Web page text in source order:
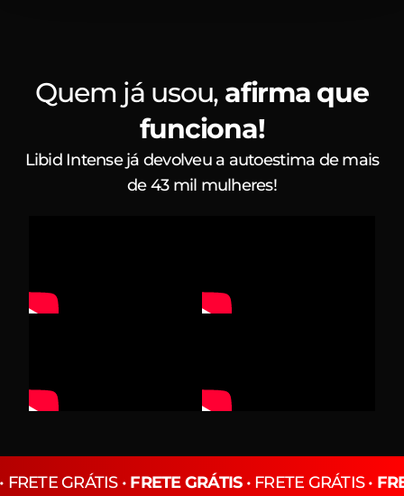
Quem já usou, afirma que
funciona!
Libid Intense já devolveu a autoestima de mais
de 43 mil mulheres!
FRETE GRÁTIS • FRETE GRÁTIS• FRETE GRÁTIS •